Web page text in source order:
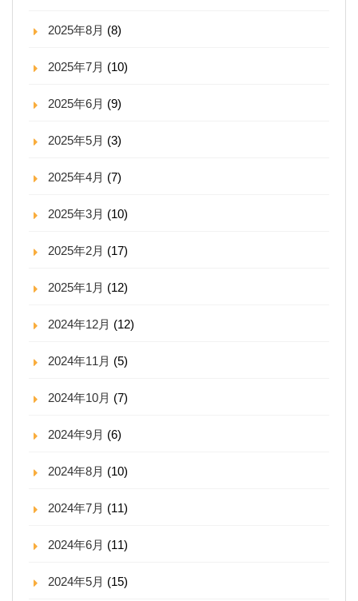
2025年8月 (8)
2025年7月 (10)
2025年6月 (9)
2025年5月 (3)
2025年4月 (7)
2025年3月 (10)
2025年2月 (17)
2025年1月 (12)
2024年12月 (12)
2024年11月 (5)
2024年10月 (7)
2024年9月 (6)
2024年8月 (10)
2024年7月 (11)
2024年6月 (11)
2024年5月 (15)